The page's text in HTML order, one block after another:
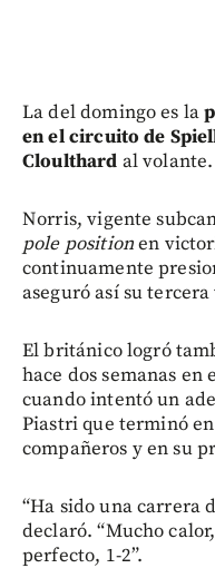
La del domingo es la
en el circuito de
Cloulthard al volante.
Norris, vigente
pole positionen
continuamente
aseguró así su
El británico logró
hace dos semanas en
cuando intentó un
Piastri que terminó
compañeros y en su
“Ha sido una carrera
declaró. “Mucho
perfecto, 1-2”.